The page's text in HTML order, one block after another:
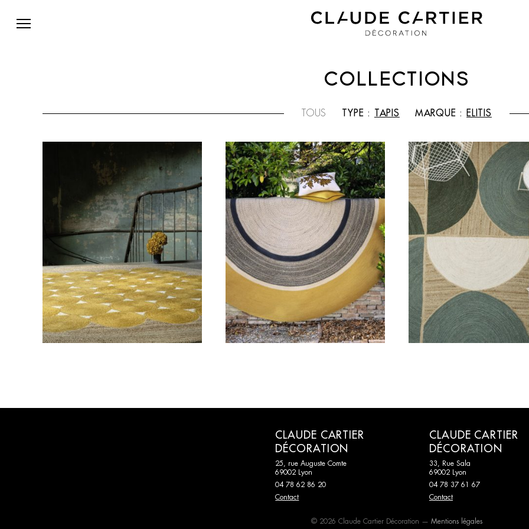
COLLECTIONS
TOUS TYPE : TAPIS MARQUE : ELITIS
CLAUDE CARTIER
DÉCORATION
25, rue Auguste Comte
69002 Lyon
04 78 62 86 20
Contact
CLAUDE CARTIER
DÉCORATION
33, Rue Sala
69002 Lyon
04 78 37 61 67
Contact
© 2026 Claude Cartier Décoration — Mentions légales